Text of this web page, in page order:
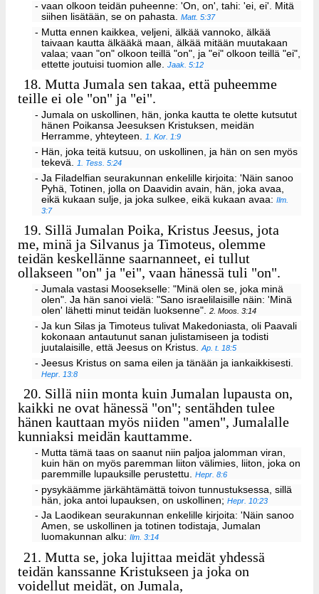
- vaan olkoon teidän puheenne: 'On, on', tahi: 'ei, ei'. Mitä
siihen lisätään, se on pahasta.Matt. 5:37
- Mutta ennen kaikkea, veljeni, älkää vannoko, älkää
taivaan kautta älkääkä maan, älkää mitään muutakaan
valaa; vaan "on" olkoon teillä "on", ja "ei" olkoon teillä "ei",
ettette joutuisi tuomion alle.Jaak. 5:12
18. Mutta Jumala sen takaa, että puheemme
teille ei ole "on" ja "ei".
- Jumala on uskollinen, hän, jonka kautta te olette kutsutut
hänen Poikansa Jeesuksen Kristuksen, meidän
Herramme, yhteyteen.1. Kor. 1:9
- Hän, joka teitä kutsuu, on uskollinen, ja hän on sen myös
tekevä.1. Tess. 5:24
- Ja Filadelfian seurakunnan enkelille kirjoita: 'Näin sanoo
Pyhä, Totinen, jolla on Daavidin avain, hän, joka avaa,
eikä kukaan sulje, ja joka sulkee, eikä kukaan avaa:Ilm.
3:7
19. Sillä Jumalan Poika, Kristus Jeesus, jota
me, minä ja Silvanus ja Timoteus, olemme
teidän keskellänne saarnanneet, ei tullut
ollakseen "on" ja "ei", vaan hänessä tuli "on".
- Jumala vastasi Moosekselle: "Minä olen se, joka minä
olen". Ja hän sanoi vielä: "Sano israelilaisille näin: 'Minä
olen' lähetti minut teidän luoksenne".2. Moos. 3:14
- Ja kun Silas ja Timoteus tulivat Makedoniasta, oli Paavali
kokonaan antautunut sanan julistamiseen ja todisti
juutalaisille, että Jeesus on Kristus.Ap. t. 18:5
- Jeesus Kristus on sama eilen ja tänään ja iankaikkisesti.
Hepr. 13:8
20. Sillä niin monta kuin Jumalan lupausta on,
kaikki ne ovat hänessä "on"; sentähden tulee
hänen kauttaan myös niiden "amen", Jumalalle
kunniaksi meidän kauttamme.
- Mutta tämä taas on saanut niin paljoa jalomman viran,
kuin hän on myös paremman liiton välimies, liiton, joka on
paremmille lupauksille perustettu.Hepr. 8:6
- pysykäämme järkähtämättä toivon tunnustuksessa, sillä
hän, joka antoi lupauksen, on uskollinen;Hepr. 10:23
- Ja Laodikean seurakunnan enkelille kirjoita: 'Näin sanoo
Amen, se uskollinen ja totinen todistaja, Jumalan
luomakunnan alku:Ilm. 3:14
21. Mutta se, joka lujittaa meidät yhdessä
teidän kanssanne Kristukseen ja joka on
voidellut meidät, on Jumala,